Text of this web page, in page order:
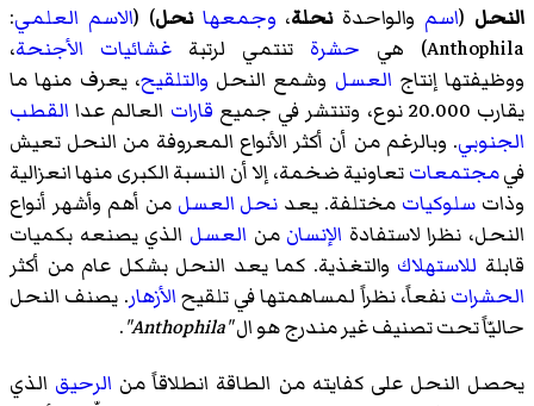
النحل (اسم والواحدةنحلة، وجمعها نحل) (الاسم العلمي:
Anthophila) هي حشرة تنتمي لرتبة غشائيات الأجنحة،
ووظيفتها إنتاج العسل وشمع النحل والتلقيح، يعرف منها ما
يقارب 20.000 نوع، وتنتشر في جميع
قارات العالم عدا القطب
الجنوبي. وبالرغم من أن أكثر الأنواع المعروفة من النحل تعيش
فيمجتمعاتتعاونية ضخمة، إلا أن النسبة الكبرى منها انعزالية
وذات سلوكيات مختلفة. يعد نحل العسل من أهم وأشهر أنواع
النحل، نظرا لاستفادة الإنسان من العسل الذي يصنعه بكميات
قابلة للاستهلاك والتغذية. كما يعد النحل بشكل عام من أكثر
الحشراتنفعاً، نظراً لمساهمتها في تلقيحالأزهار. يصنف النحل
حاليّاً تحت تصنيف غير مندرج هو ال"Anthophila"
.
يحصل النحل على كفايته من الطاقة انطلاقاً من الرحيق الذي